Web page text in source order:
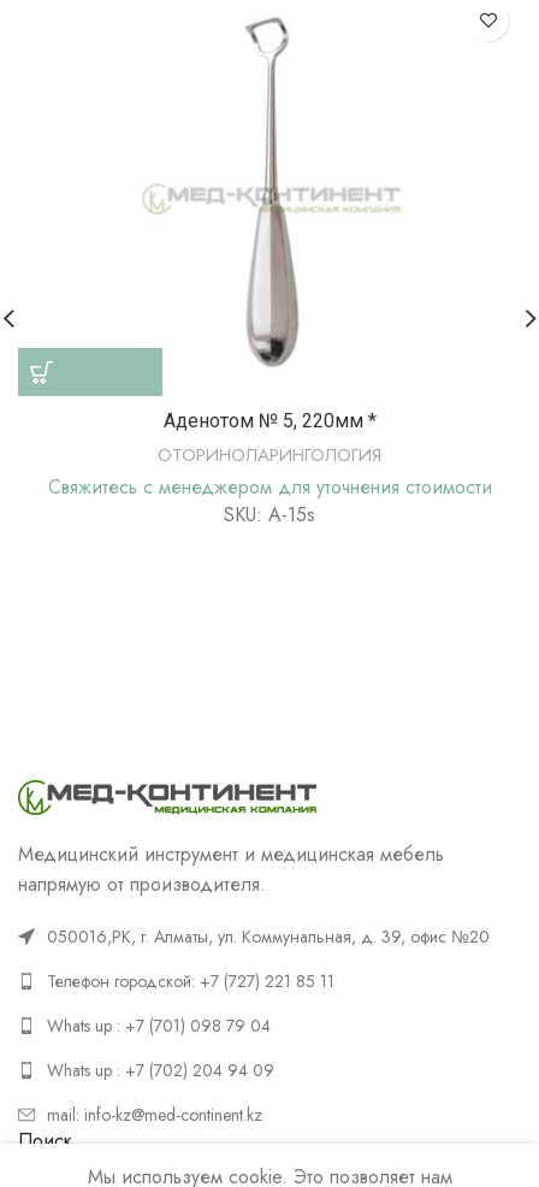
Аденотом № 5, 220мм *
ОТОРИНОЛАРИНГОЛОГИЯ
Свяжитесь с менеджером для уточнения стоимости
SKU: А-15s
Медицинский инструмент и медицинская мебель
напрямую от производителя.
050016,РК, г. Алматы, ул. Коммунальная, д. 39, офис №20
Телефон городской: +7 (727) 221 85 11
Whats up : +7 (701) 098 79 04
Whats up : +7 (702) 204 94 09
mail: info-kz@med-continent.kz
Поиск
Мы используем cookie. Это позволяет нам